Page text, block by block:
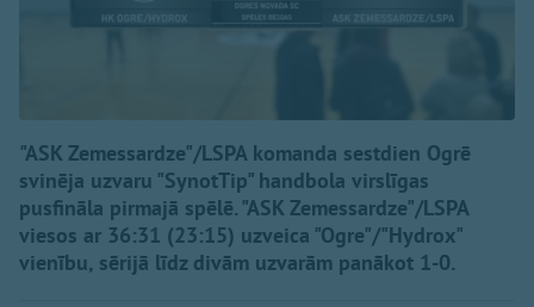
"ASK Zemessardze"/LSPA komanda sestdien Ogrē
svinēja uzvaru "SynotTip" handbola virslīgas
pusfināla pirmajā spēlē. "ASK Zemessardze"/LSPA
viesos ar 36:31 (23:15) uzveica "Ogre"/"Hydrox"
vienību, sērijā līdz divām uzvarām panākot 1-0.